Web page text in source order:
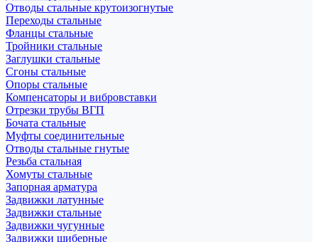
Отводы стальные крутоизогнутые
Переходы стальные
Фланцы стальные
Тройники стальные
Заглушки стальные
Сгоны стальные
Опоры стальные
Компенсаторы и вибровставки
Отрезки трубы ВГП
Бочата стальные
Муфты соединительные
Отводы стальные гнутые
Резьба стальная
Хомуты стальные
Запорная арматура
Задвижки латунные
Задвижки стальные
Задвижки чугунные
Задвижки шиберные